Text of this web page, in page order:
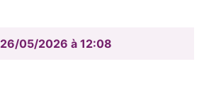
26/05/2026 à 12:08